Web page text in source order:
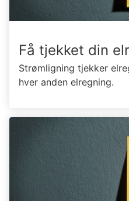
Få tjekket din
Strømligning tjekker
hver anden elregning.